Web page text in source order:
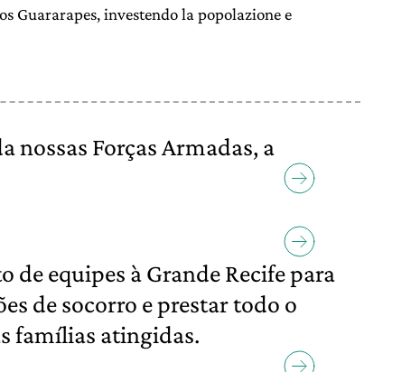
Guararapes, investendo la popolazione e
nossas Forças Armadas, a
de equipes à Grande Recife para
de socorro e prestar todo o
famílias atingidas.